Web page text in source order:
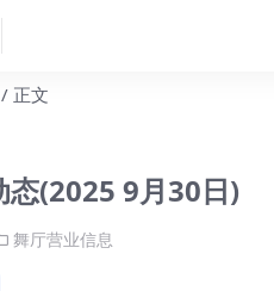
正文
态(2025 9月30日)
舞厅营业信息